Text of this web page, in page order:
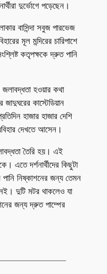
দুর্ভোগে পড়েছেন।
বাসিন্দা সবুজ পারভেজ
মূল মন্দিরের চারিপাশে
কতৃপক্ষকে দ্রুত পানি
জলাবদ্ধতা হওয়ার কথা
জাদুঘরের কাস্টেডিয়ান
হাজার হাজার দেশি
দেখতে আসেন।
তৈরি হয়। এই
এতে দর্শনার্থীদের কিছুটা
নিষ্কাশনের জন্য তেমন
দুটি মটর থাকলেও যা
জন্য দ্রুত পাম্পের